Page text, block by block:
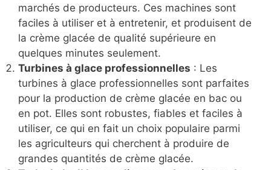
marchés de producteurs. Ces machines sont
faciles à utiliser et à entretenir, et produisent de
la crème glacée de qualité supérieure en
quelques minutes seulement.
Turbines à glace professionnelles : Les
turbines à glace professionnelles sont parfaites
pour la production de crème glacée en bac ou
en pot. Elles sont robustes, fiables et faciles à
utiliser, ce qui en fait un choix populaire parmi
les agriculteurs qui cherchent à produire de
grandes quantités de crème glacée.